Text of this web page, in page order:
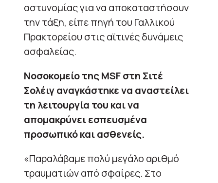
αστυνομίας για να αποκαταστήσουν
την τάξη, είπε πηγή του Γαλλικού
Πρακτορείου στις αϊτινές δυνάμεις
ασφαλείας.
Νοσοκομείο της MSF στη Σιτέ
Σολέιγ αναγκάστηκε να αναστείλει
τη λειτουργία του και να
απομακρύνει εσπευσμένα
προσωπικό και ασθενείς.
«Παραλάβαμε πολύ μεγάλο αριθμό
τραυματιών από σφαίρες. Στο